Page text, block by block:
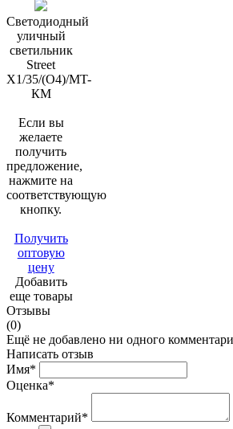
Светодиодный
уличный
светильник
Street
X1/35/(O4)/MT-
КМ
Если вы
желаете
получить
предложение,
нажмите на
соответствующую
кнопку.
Получить
оптовую
цену
Добавить
еще товары
Отзывы
(0)
Ещё не добавлено ни одного
Написать отзыв
Имя*
Оценка*
Комментарий*